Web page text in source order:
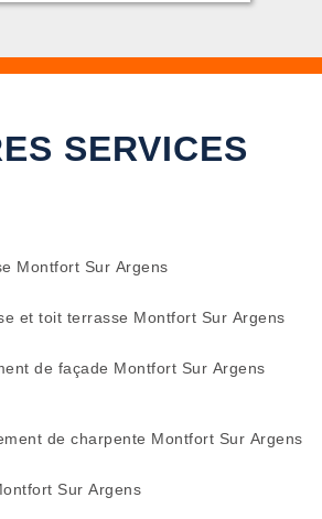
SERVICES
Montfort Sur Argens
et toit terrasse Montfort Sur Argens
de façade Montfort Sur Argens
de charpente Montfort Sur Argens
Sur Argens